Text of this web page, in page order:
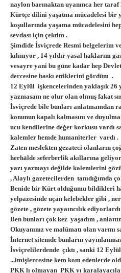
naylon barınaktan uyanınca her
Kürtçe dilini yaşatma mücadelesi bir
koşullarında yaşama mücadelesini
sevdası için çektim .
Şimdide İsviçrede Resmi belgelerim
kılınıyor , 14 yıldır yasal haklarım
vesayre yani bu güne kadar hep
dercesine baskı ettiklerini gördüm .
12 Eylül işkencelerinden yaklaşık 26
yazmasam ne olur olan olmuş fakat
İsviçrede bile bunları anlatmamdan
konunun kapalı kalmasını ve
ucu kendilerine değer korkusu vardı
kalemler hemde humaniterler vardı .
Zaten meslekten gezateci olanların
herhālde seferberlik akıllarına
yazı yazmayı değilde kalemlerini
, Alaylı gazetecilerden tanıdığımda
Benide bir Kürt olduğumu bildikleri
yelpazesinde uçan kelebekler gibi ,
gözete , gözete yayaıncılık
Ben bunları çok kez yaşadım ,
Okuyanınız ve malūmatı olan varmı
İnternet sitemde bunların
İsviçrelilerdende çıktı , sanki 12
...imişlercesine kem kom edenlerde
PKK lı olmayan PKK yı